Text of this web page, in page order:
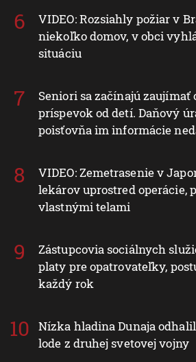
VIDEO: Rozsiahly požiar v
niekoľko domov, v obci
situáciu
Seniori sa začínajú zaujímať
príspevok od detí. Daňový
poisťovňa im informácie
VIDEO: Zemetrasenie v
lekárov uprostred operácie,
vlastnými telami
Zástupcovia sociálnych
platy pre opatrovateľky,
každý rok
Nízka hladina Dunaja
lode z druhej svetovej vojny